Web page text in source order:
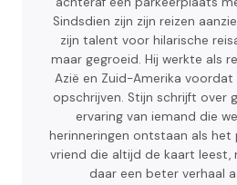
Sindsdien zijn zijn reizen
zijn talent voor hilarische
maar gegroeid. Hij werkte als
Azië en Zuid-Amerika voordat
opschrijven. Stijn schrijft over
ervaring van iemand die
herinneringen ontstaan als het
vriend die altijd de kaart leest,
daar een beter verhaal